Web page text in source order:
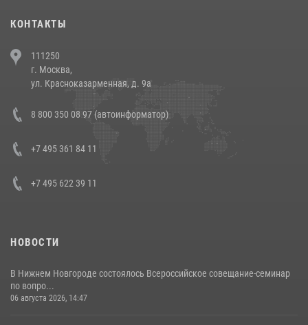
напавших на бригаду скорой помощи (видео)
14 июля 2026, 12:20
В Росгвардии прошла военно-научная конференция по обобщению
боевого опыта
КОНТАКТЫ
111250
г. Москва,
ул. Красноказарменная, д. 9а
8 800 350 08 97 (автоинформатор)
+7 495 361 84 11
+7 495 622 39 11
НОВОСТИ
В Нижнем Новгороде состоялось Всероссийское совещание-семинар
по вопро...
06 августа 2026, 14:47